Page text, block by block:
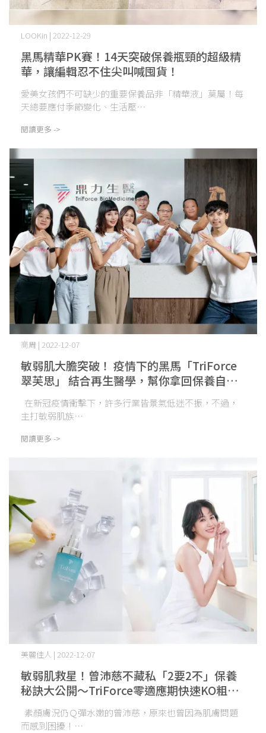
黑馬精華PK賽！14天突破保養瓶頸的超級精
華，讓編輯忍不住尖叫喊囤貨！
LOOKin | 2022-12-29
愛美女孩們不可缺少的重要保養品非「精華液」莫屬！每
天總要應付季節變化、生活壓⋯
閱讀更多 ->
敏弱肌大膽突破！ 疫情下的黑馬「TriForce
翠芙思」 結合再生醫學，幫你拿回保養自主
權
商周 | 2022-12-07
在新冠疫情衝擊下，許多行業皆景氣低迷不振，不過，
主打敏弱肌族⋯
閱讀更多 ->
敏弱肌救星！曾沛慈不藏私「2要2不」保養
秘訣大公開～TriForce零適應期快速KO粗糙
敏弱肌，14天找回透亮水潤
美麗佳人 | 2022-12-07
素顏膚況仍Ｑ彈水嫩的曾沛慈，原來也曾因為肌膚問題
而感到困擾！⋯